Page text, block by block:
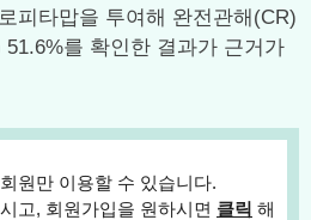
피타맙을 투여해 완전관해(CR)
를 확인한 결과가 근거가
원만 이용할 수 있습니다.
고, 회원가입을 원하시면 클릭 해